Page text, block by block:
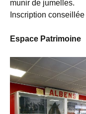
munir de jumelles.
Inscription conseillée
Espace Patrimoine